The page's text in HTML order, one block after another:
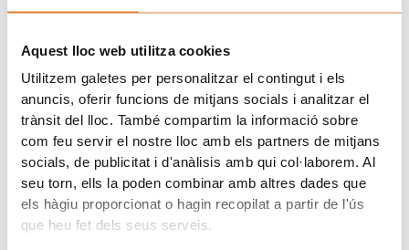
Aquest lloc web utilitza cookies
Utilitzem galetes per personalitzar el contingut i els
anuncis, oferir funcions de mitjans socials i analitzar el
trànsit del lloc. També compartim la informació sobre
com feu servir el nostre lloc amb els partners de mitjans
socials, de publicitat i d'anàlisis amb qui col·laborem. Al
seu torn, ells la poden combinar amb altres dades que
els hàgiu proporcionat o hagin recopilat a partir de l'ús
que heu fet dels seus serveis.
reflejo de lo que sucede también en el día a día de los
Ant
ANTERIOR SIGUIENTE
Únete a la familia de Afanoc